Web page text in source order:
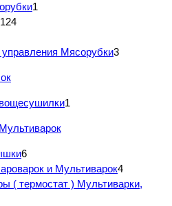
1
124
Мясорубки3
1
6
и Мультиварок4
( термостат ) Мультиварки,